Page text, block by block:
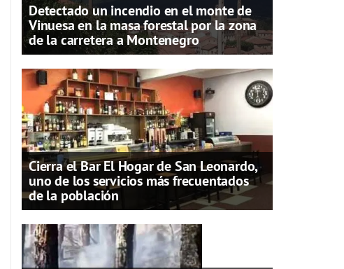
Detectado un incendio en el monte de
Vinuesa en la masa forestal por la zona
de la carretera a Montenegro
Cierra el Bar El Hogar de San Leonardo,
uno de los servicios más frecuentados
de la población